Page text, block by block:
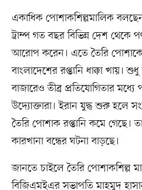
একাধিক পোশাকশিল্পমালিক
ট্রাম্প গত বছর বিভিন্ন দেশ থেকে
আরোপ করেন। এতে তৈরি পোশাকের
বাংলাদেশের রপ্তানি ধাক্কা খায়।
বাজারেও তীব্র প্রতিযোগিতার
উদ্যোক্তারা। ইরান যুদ্ধ শুরু হলে
তৈরি পোশাক রপ্তানি কমে গেছে।
কারখানা বন্ধের ঘটনা বাড়ছে।
জানতে চাইলে তৈরি পোশাকশিল্প
বিজিএমইএর সভাপতি মাহমুদ